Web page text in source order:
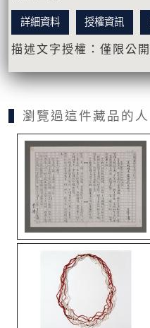
詳細資料 授權資訊
描述文字授權：僅限公
瀏覽過這件藏品的